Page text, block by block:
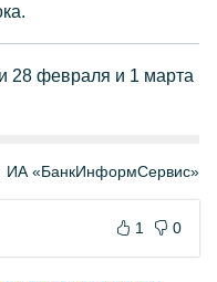
28 февраля и 1 марта
ИА «БанкИнформСервис»
1 0